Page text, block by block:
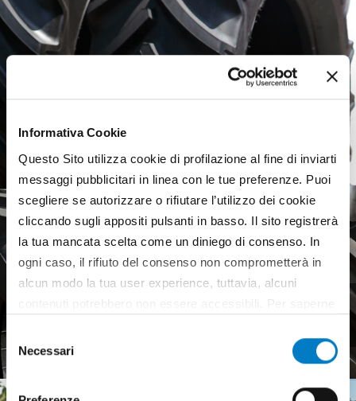
Informativa Cookie
Questo Sito utilizza cookie di profilazione al fine di inviarti
messaggi pubblicitari in linea con le tue preferenze. Puoi
scegliere se autorizzare o rifiutare l’utilizzo dei cookie
cliccando sugli appositi pulsanti in basso. Il sito registrerà
la tua mancata scelta come un diniego di consenso. In
ogni caso, il rifiuto del consenso non comprometterà in
alcun modo la tua user experience, tuttavia, alcuni
all’utilizzo di tutti, o solamente di alcuni di essi, ti
Selezione
del
consenso
Necessari